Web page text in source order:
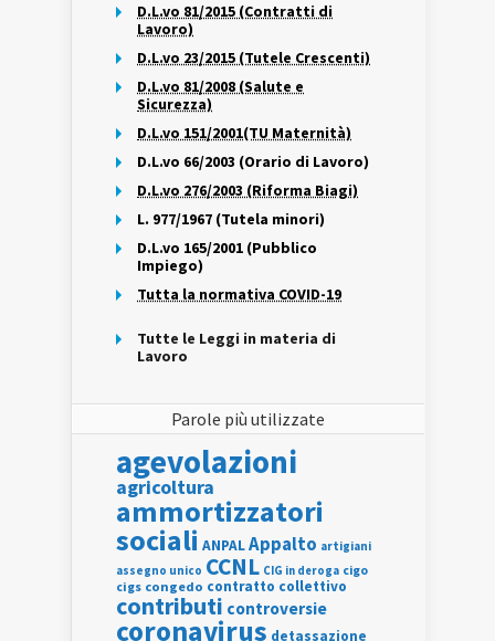
D.L.vo 81/2015 (Contratti di
Lavoro)
D.L.vo 23/2015 (Tutele Crescenti)
D.L.vo 81/2008 (Salute e
Sicurezza)
D.L.vo 151/2001(TU Maternità)
D.L.vo 66/2003 (Orario di Lavoro)
D.L.vo 276/2003 (Riforma Biagi)
L. 977/1967 (Tutela minori)
D.L.vo 165/2001 (Pubblico
Impiego)
Tutta la normativa COVID-19
Tutte le Leggi in materia di
Lavoro
Parole più utilizzate
agevolazioni
agricoltura
ammortizzatori
sociali ANPALAppalto artigiani
assegno unico CCNL CIG in deroga cigo
cigs congedo contratto collettivo
contributi controversie
coronavirus detassazione